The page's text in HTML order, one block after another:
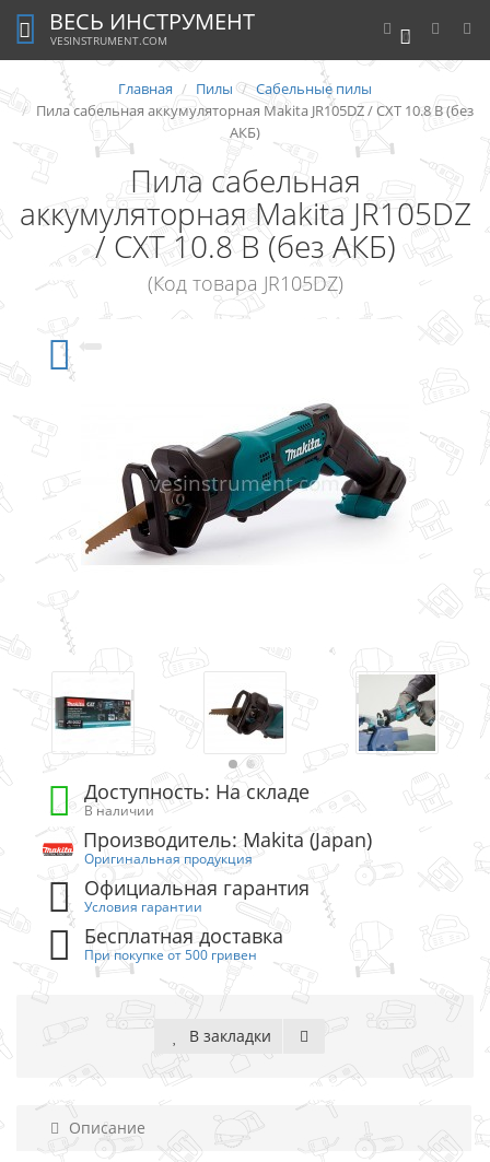
0
ВЕСЬ ИНСТРУМЕНТ
VESINSTRUMENT.COM
Главная Пилы
Сабельные пилы
Пила сабельная аккумуляторная Makita JR105DZ / CXT 10.8 В (без
АКБ)
Пила сабельная
аккумуляторная Makita JR105DZ
/ CXT 10.8 В (без АКБ)
(Код товара JR105DZ)
Доступность: На складе
В наличии
Производитель: Makita (Japan)
Оригинальная продукция
Официальная гарантия
Условия гарантии
Бесплатная доставка
При покупке от 500 гривен
В закладки
Описание